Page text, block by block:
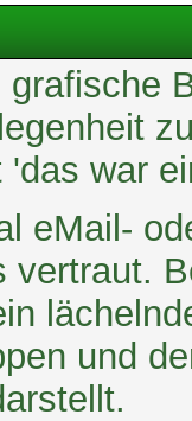
'das war
eMail-
vertraut.
und